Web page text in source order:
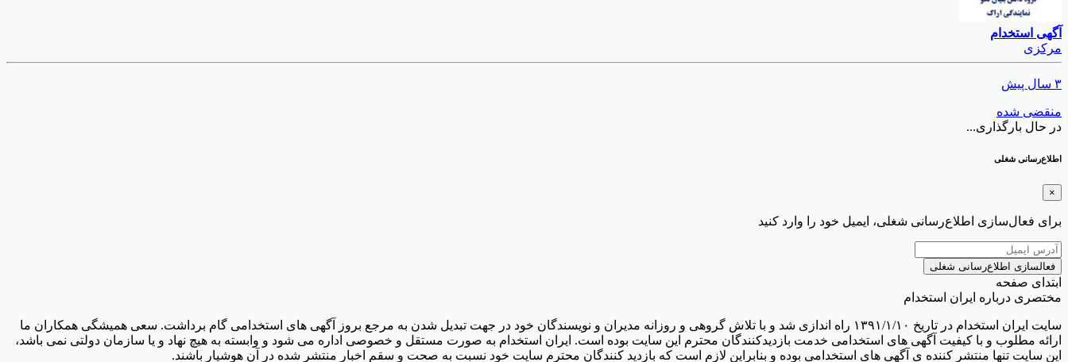
آگهی استخدام
مرکزی
۳ سال پیش
منقضی شده
در حال بارگذاری...
اطلاع‌رسانی شغلی
×
برای فعال‌سازی اطلاع‌رسانی شغلی، ایمیل خود را وارد کنید
فعالسازی اطلاع‌رسانی شغلی
ابتدای صفحه
مختصری درباره ایران استخدام
سایت ایران استخدام در تاریخ ۱۳۹۱/۱/۱۰ راه اندازی شد و با تلاش گروهی و روزانه مدیران و نویسندگان خود در جهت تبدیل شدن به مرجع بروز آگهی های استخدامی گام برداشت. سعی همیشگی همکاران ما
ارائه مطلوب و با کیفیت آگهی های استخدامی خدمت بازدیدکنندگان محترم این سایت بوده است. ایران استخدام به صورت مستقل و خصوصی اداره می شود و وابسته به هیچ نهاد و یا سازمان دولتی نمی باشد،
این سایت تنها منتشر کننده ی آگهی های استخدامی بوده و بنابراین لازم است که بازدید کنندگان محترم سایت خود نسبت به صحت و سقم اخبار منتشر شده در آن هوشیار باشند.